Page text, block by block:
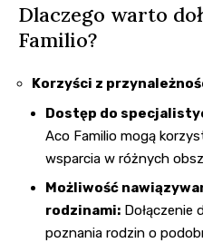
Dlaczego warto
Familio?
Korzyści z
Dostęp do
Aco Familio mogą
wsparcia w różnych
Możliwość
rodzinami:
poznania rodzin o